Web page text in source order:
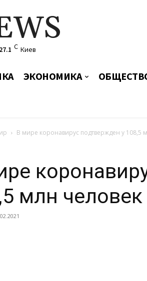
27.1 C Киев
ЭКОНОМИКА
В мире коронавирус подтвержден у 108,5
млн человек